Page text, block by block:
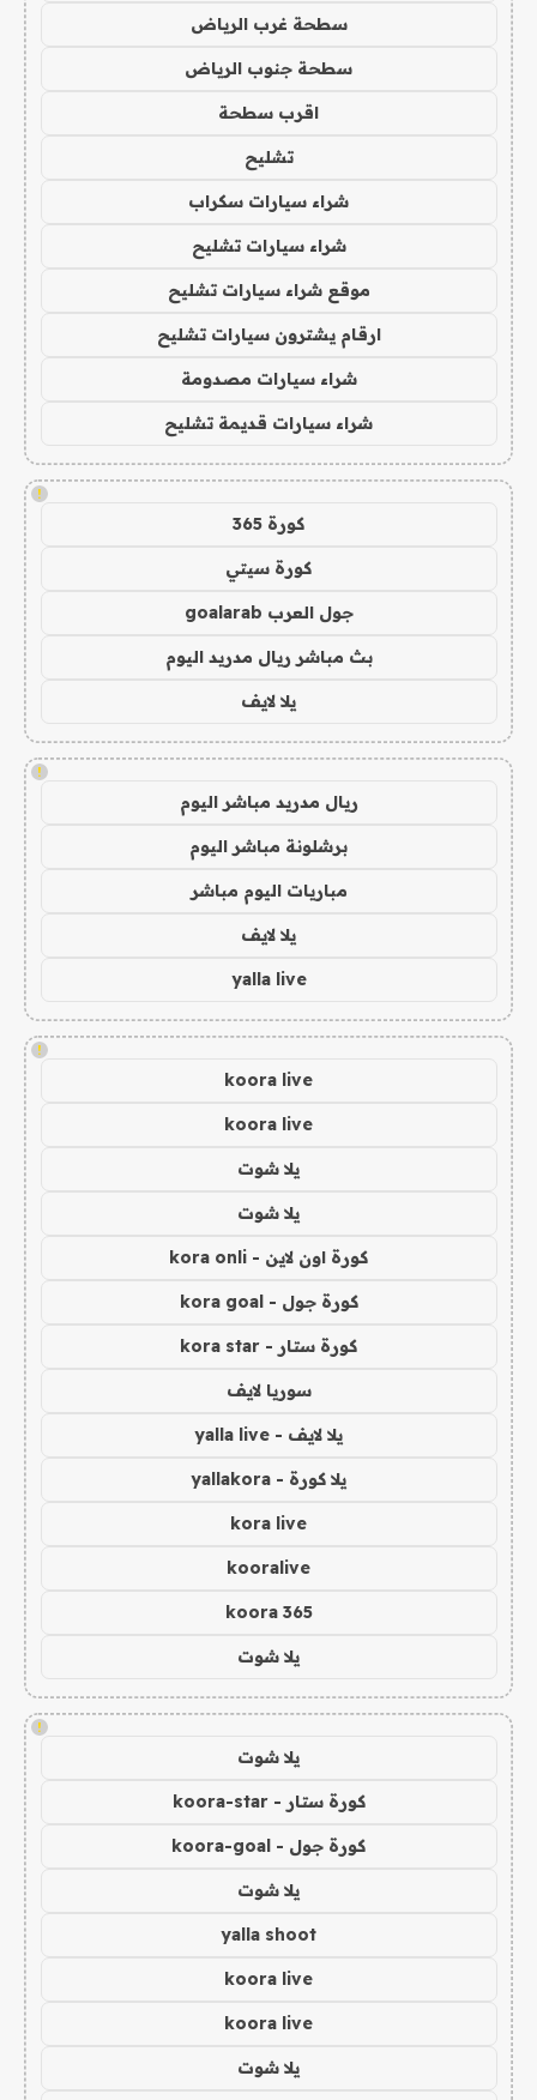
سطحة غرب الرياض
سطحة جنوب الرياض
اقرب سطحة
تشليح
شراء سيارات سكراب
شراء سيارات تشليح
موقع شراء سيارات تشليح
ارقام يشترون سيارات تشليح
شراء سيارات مصدومة
شراء سيارات قديمة تشليح
!
كورة 365
كورة سيتي
جول العرب goalarab
بث مباشر ريال مدريد اليوم
يلا لايف
!
ريال مدريد مباشر اليوم
برشلونة مباشر اليوم
مباريات اليوم مباشر
يلا لايف
yalla live
!
koora live
koora live
يلا شوت
يلا شوت
كورة اون لاين - kora onli
كورة جول - kora goal
كورة ستار - kora star
سوريا لايف
يلا لايف - yalla live
يلا كورة - yallakora
kora live
kooralive
koora 365
يلا شوت
!
يلا شوت
كورة ستار - koora-star
كورة جول - koora-goal
يلا شوت
yalla shoot
koora live
koora live
يلا شوت